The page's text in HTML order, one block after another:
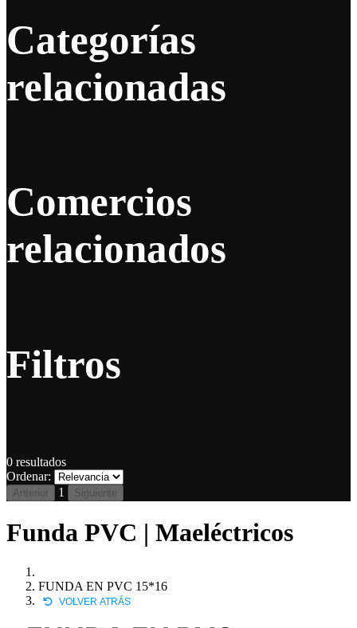
Categorías
relacionadas
Comercios
relacionados
Filtros
0 resultados
Ordenar:
Anterior 1 Siguiente
Funda PVC | Maeléctricos
FUNDA EN PVC 15*16
VOLVER ATRÁS